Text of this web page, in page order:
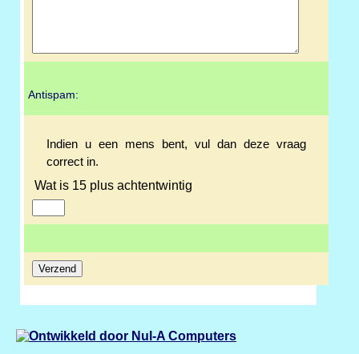
Antispam:
Indien u een mens bent, vul dan deze vraag
correct in.
Wat is 15 plus achtentwintig